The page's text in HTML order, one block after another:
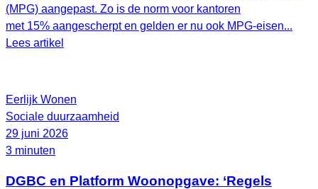
(MPG) aangepast. Zo is de norm voor kantoren
met 15% aangescherpt en gelden er nu ook MPG-eisen...
Lees artikel
Eerlijk Wonen
Sociale duurzaamheid
29 juni 2026
3 minuten
DGBC en Platform Woonopgave: ‘Regels